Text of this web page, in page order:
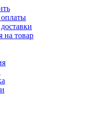
на товар